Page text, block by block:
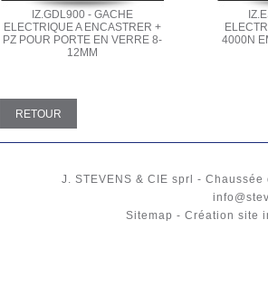
IZ.GDL900 - GACHE
ELECTRIQUE A ENCASTRER +
PZ POUR PORTE EN VERRE 8-
12MM
4000N
RETOUR
J. STEVENS & CIE sprl - Chaussée
Sitemap - Création site